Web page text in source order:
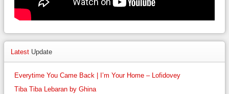
Latest Update
Everytime You Came Back | I’m Your Home – Lofidovey
Tiba Tiba Lebaran by Ghina